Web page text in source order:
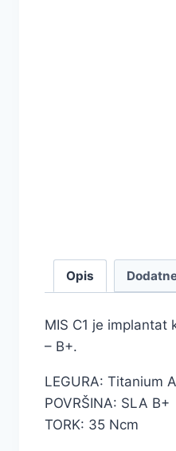
Opis
MIS C1 je
– B+.
LEGURA: Titanium
POVRŠINA: SLA B+
TORK: 35 Ncm